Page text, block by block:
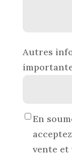
Autres
En
vente et